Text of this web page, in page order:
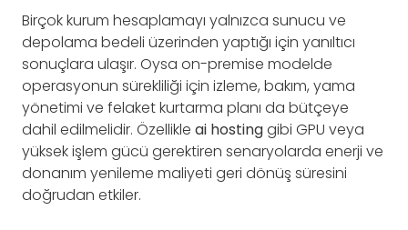
Birçok kurum hesaplamayı yalnızca sunucu ve
depolama bedeli üzerinden yaptığı için yanıltıcı
sonuçlara ulaşır. Oysa on-premise modelde
operasyonun sürekliliği için izleme, bakım, yama
yönetimi ve felaket kurtarma planı da bütçeye
dahil edilmelidir. Özellikle ai hostinggibi GPU veya
yüksek işlem gücü gerektiren senaryolarda enerji ve
donanım yenileme maliyeti geri dönüş süresini
doğrudan etkiler.